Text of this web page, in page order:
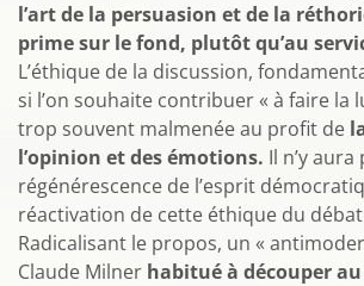
l’art de la persuasion et de la
prime sur le fond, plutôt qu’au
L’éthique de la discussion,
si l’on souhaite contribuer « à faire la
trop souvent malmenée au profit de
l’opinion et des émotions. Il n’y aura
régénérescence de l’esprit
réactivation de cette éthique du
Radicalisant le propos, un «
Claude Milner habitué à découper